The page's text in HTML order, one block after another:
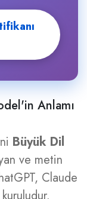
Anlamı
Büyük Dil
ve metin
Claude